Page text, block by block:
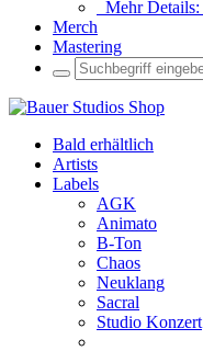
Mehr Details:
Merch
Mastering
Bald erhältlich
Artists
Labels
AGK
Animato
B-Ton
Chaos
Neuklang
Sacral
Studio Konzert